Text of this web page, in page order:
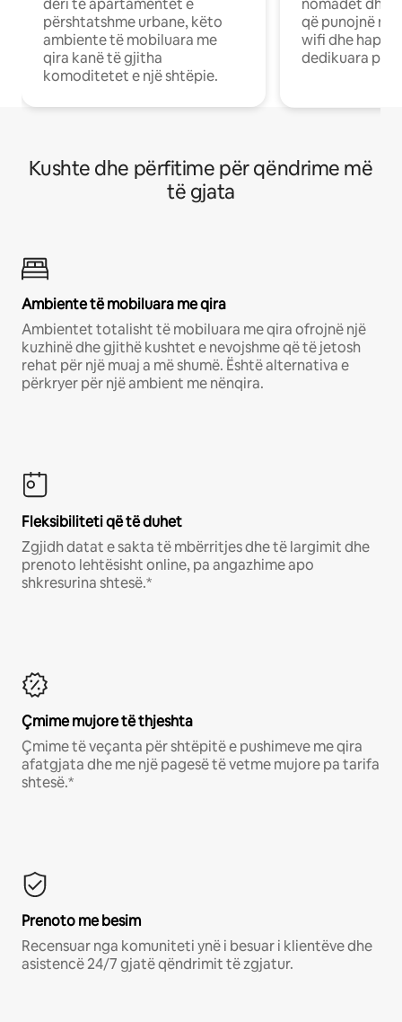
përshtatshme urbane, këto
ambiente të mobiluara me
qira kanë të gjitha
komoditetet e një shtëpie.
që punojnë në
wifi dhe
dedikuara
Kushte dhe përfitime për qëndrime më
të gjata
Ambiente të mobiluara me qira
Ambientet totalisht të mobiluara me qira ofrojnë një
kuzhinë dhe gjithë kushtet e nevojshme që të jetosh
rehat për një muaj a më shumë. Është alternativa e
përkryer për një ambient me nënqira.
Fleksibiliteti që të duhet
Zgjidh datat e sakta të mbërritjes dhe të largimit dhe
prenoto lehtësisht online, pa angazhime apo
shkresurina shtesë.*
Çmime mujore të thjeshta
Çmime të veçanta për shtëpitë e pushimeve me qira
afatgjata dhe me një pagesë të vetme mujore pa tarifa
shtesë.*
Prenoto me besim
Recensuar nga komuniteti ynë i besuar i klientëve dhe
asistencë 24/7 gjatë qëndrimit të zgjatur.